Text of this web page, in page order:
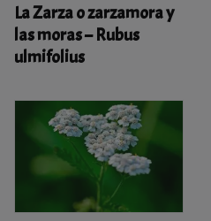
La Zarza o zarzamora y
las moras – Rubus
ulmifolius